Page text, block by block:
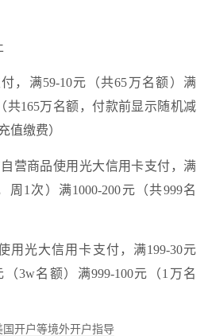
，满59-10元（共65万名额）满
共165万名额，付款前显示随机减
值缴费）
营商品使用光大信用卡支付，满
周1次）满1000-200元（共999名
用光大信用卡支付，满199-30元
（3w名额）满999-100元（1万名
开户等境外开户指导